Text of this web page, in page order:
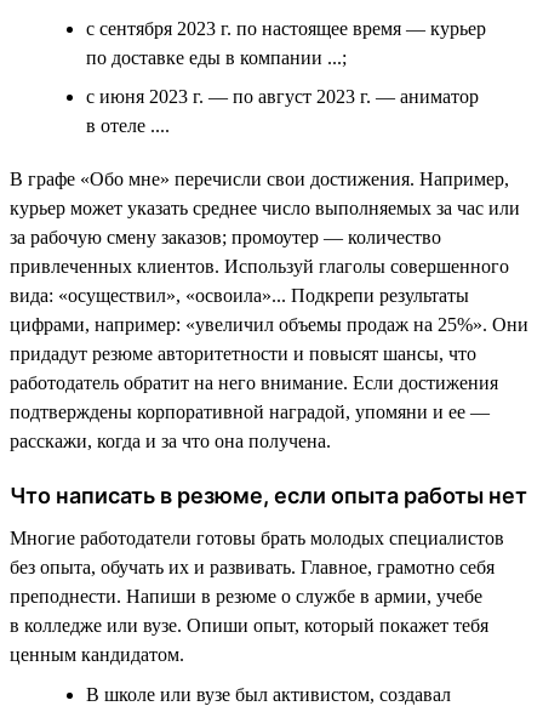
с сентября 2023 г. по настоящее время — курьер
по доставке еды в компании ...;
с июня 2023 г. — по август 2023 г. — аниматор
в отеле ....
В графе «Обо мне» перечисли свои достижения. Например,
курьер может указать среднее число выполняемых за час или
за рабочую смену заказов; промоутер — количество
привлеченных клиентов. Используй глаголы совершенного
вида: «осуществил», «освоила»... Подкрепи результаты
цифрами, например: «увеличил объемы продаж на 25%». Они
придадут резюме авторитетности и повысят шансы, что
работодатель обратит на него внимание. Если достижения
подтверждены корпоративной наградой, упомяни и ее —
расскажи, когда и за что она получена.
Что написать в резюме, если опыта работы нет
Многие работодатели готовы брать молодых специалистов
без опыта, обучать их и развивать. Главное, грамотно себя
преподнести. Напиши в резюме о службе в армии, учебе
в колледже или вузе. Опиши опыт, который покажет тебя
ценным кандидатом.
В школе или вузе был активистом, создавал